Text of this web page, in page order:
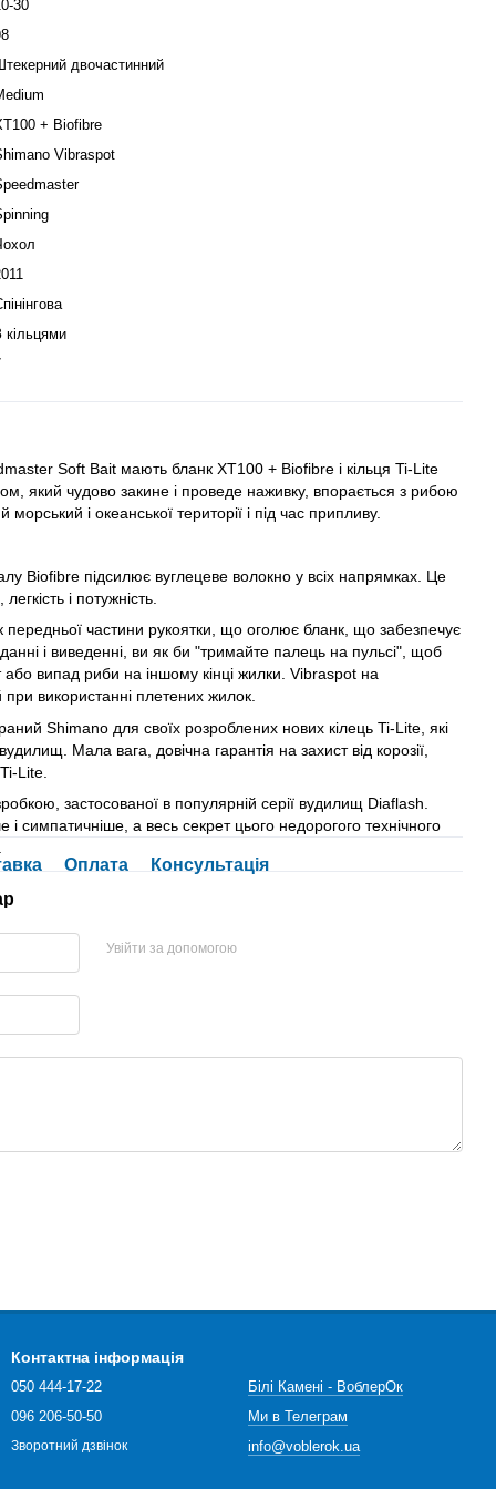
30
двочастинний
+ Biofibre
Vibraspot
кільцями
Soft Bait мають бланк XT100 + Biofibre і кільця Ti-Lite
який чудово закине і проведе наживку, впорається з рибою
і океанської території і під час припливу.
Biofibre підсилює вуглецеве волокно у всіх напрямках. Це
і потужність.
передньої частини рукоятки, що оголює бланк, що забезпечує
і виведенні, ви як би "тримайте палець на пульсі", щоб
або випад риби на іншому кінці жилки. Vibraspot на
використанні плетених жилок.
Shimano для своїх розроблених нових кілець Ti-Lite, які
Мала вага, довічна гарантія на захист від корозії,
Lite.
застосованої в популярній серії вудилищ Diaflash.
симпатичніше, а весь секрет цього недорогого технічного
Оплата
Консультація
Увійти за допомогою
Контактна інформація
050 444-17-22
096 206-50-50
Зворотний дзвінок
Білі Камені - ВоблерОк
Ми в Телеграм
info@voblerok.ua